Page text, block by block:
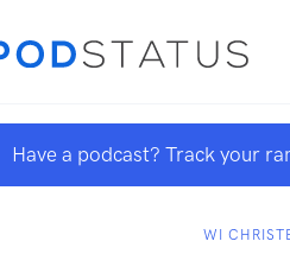
Have a podcast? Track your
WI